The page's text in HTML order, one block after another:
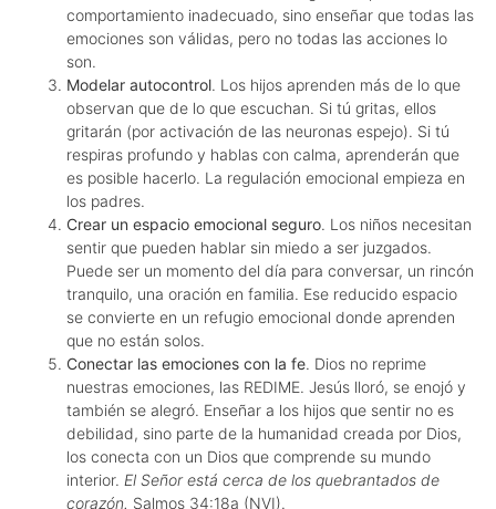
comportamiento inadecuado, sino enseñar que todas las
emociones son válidas, pero no todas las acciones lo
son.
Modelar autocontrol. Los hijos aprenden más de lo que
observan que de lo que escuchan. Si tú gritas, ellos
gritarán (por activación de las neuronas espejo). Si tú
respiras profundo y hablas con calma, aprenderán que
es posible hacerlo. La regulación emocional empieza en
los padres.
Crear un espacio emocional seguro. Los niños necesitan
sentir que pueden hablar sin miedo a ser juzgados.
Puede ser un momento del día para conversar, un rincón
tranquilo, una oración en familia. Ese reducido espacio
se convierte en un refugio emocional donde aprenden
que no están solos.
Conectar las emociones con la fe. Dios no reprime
nuestras emociones, las REDIME. Jesús lloró, se enojó y
también se alegró. Enseñar a los hijos que sentir no es
debilidad, sino parte de la humanidad creada por Dios,
los conecta con un Dios que comprende su mundo
interior. El Señor está cerca de los quebrantados de
corazón. Salmos 34:18a (NVI).